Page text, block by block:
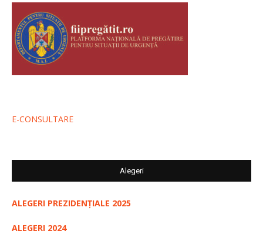
E-CONSULTARE
Alegeri
ALEGERI PREZIDENȚIALE 2025
ALEGERI 2024